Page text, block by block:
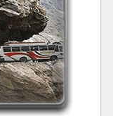
ماورایی
مسابقات / ورزشی
مستند های اختصاصی